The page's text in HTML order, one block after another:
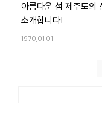
아름다운 섬 제주도의
소개합니다!
1970.01.01